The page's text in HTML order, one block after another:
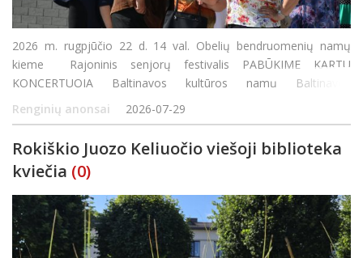
2026 m. rugpjūčio 22 d. 14 val. Obelių bendruomenių namų
kieme Rajoninis senjorų festivalis PABŪKIME KARTU
KONCERTUOJA Baltinavos kultūros namų Baltinavos
etnografinis ansamblis (Latvijos respublika) Vadovė Marija
Bukšta Rokiškio kultūros centro Rajono padalinio Obeliuose kap
Renginių anonsai 2026-07-29
Rokiškio Juozo Keliuočio viešoji biblioteka
kviečia (0)